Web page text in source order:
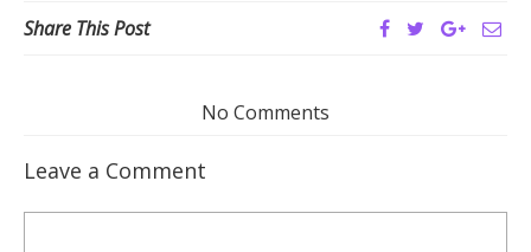
Share This Post
No Comments
Leave a Comment